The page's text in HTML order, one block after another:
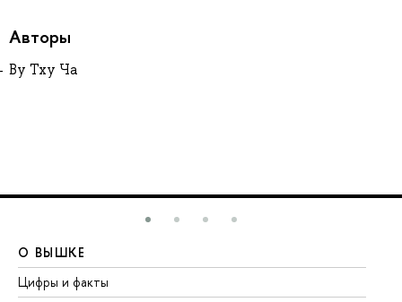
Авторы
Ву Тху Ча
О ВЫШКЕ
Цифры и факты